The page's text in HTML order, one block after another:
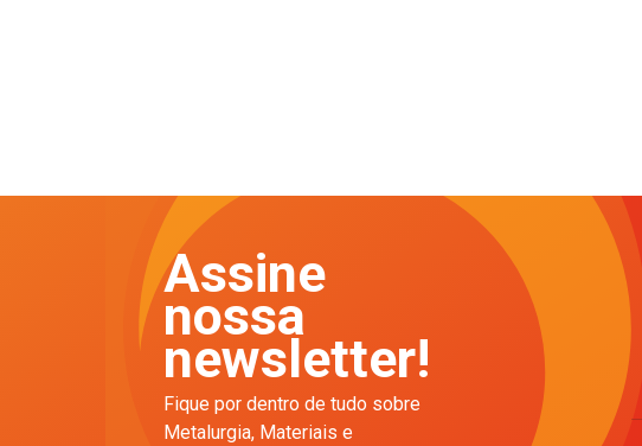
Assine
nossa
newsletter!
Fique por dentro de tudo sobre
Metalurgia, Materiais e